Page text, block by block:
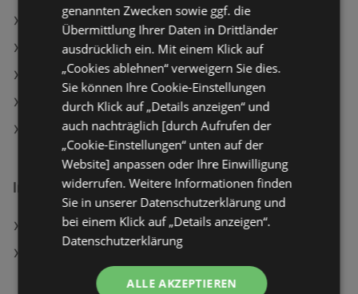
BAUHAUS Angebote
Matratzen Concord Angebote
HELLWEG Angebote
Hornbach Angebote
hagebaumarkt Angebote
Interessantes auf wogibtswas.at
Siemens in Velden am Wörther See
genannten Zwecken sowie ggf. die
Übermittlung Ihrer Daten in Drittländer
ausdrücklich ein. Mit einem Klick auf
„Cookies ablehnen“ verweigern Sie dies.
Sie können Ihre Cookie-Einstellungen
durch Klick auf „Details anzeigen“ und
auch nachträglich [durch Aufrufen der
„Cookie-Einstellungen“ unten auf der
Website] anpassen oder Ihre Einwilligung
widerrufen. Weitere Informationen finden
Sie in unserer Datenschutzerklärung und
bei einem Klick auf „Details anzeigen“.
Datenschutzerklärung
ALLE AKZEPTIEREN